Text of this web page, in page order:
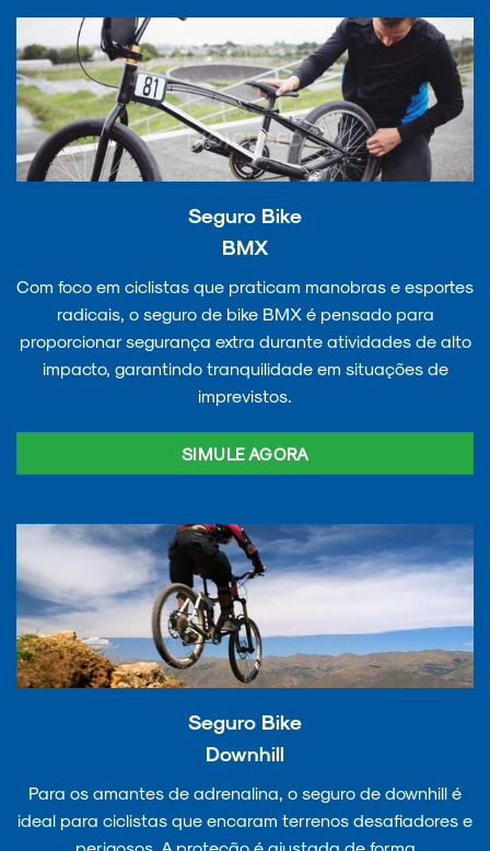
Seguro Bike
BMX
Com foco em ciclistas que praticam manobras e esportes
radicais, o seguro de bike BMX é pensado para
proporcionar segurança extra durante atividades de alto
impacto, garantindo tranquilidade em situações de
imprevistos.
SIMULE AGORA
Seguro Bike
Downhill
Para os amantes de adrenalina, o seguro de downhill é
ideal para ciclistas que encaram terrenos desafiadores e